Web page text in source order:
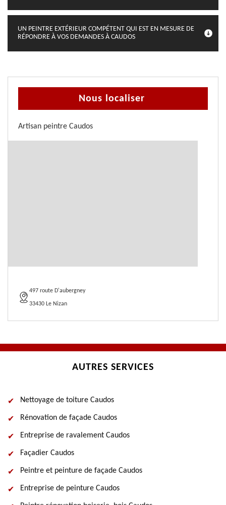
UN PEINTRE EXTÉRIEUR COMPÉTENT QUI EST EN MESURE DE
RÉPONDRE À VOS DEMANDES À CAUDOS
Nous localiser
Artisan peintre Caudos
497 route D'aubergney
33430 Le Nizan
AUTRES SERVICES
Nettoyage de toiture Caudos
Rénovation de façade Caudos
Entreprise de ravalement Caudos
Façadier Caudos
Peintre et peinture de façade Caudos
Entreprise de peinture Caudos